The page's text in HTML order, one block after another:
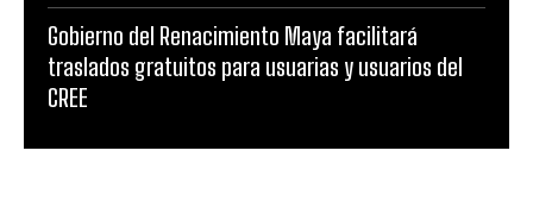
Gobierno del Renacimiento Maya facilitará
traslados gratuitos para usuarias y usuarios del
CREE